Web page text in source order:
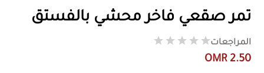
تمر صقعي فاخر محشي بالفستق
المراجعات
OMR 2.50